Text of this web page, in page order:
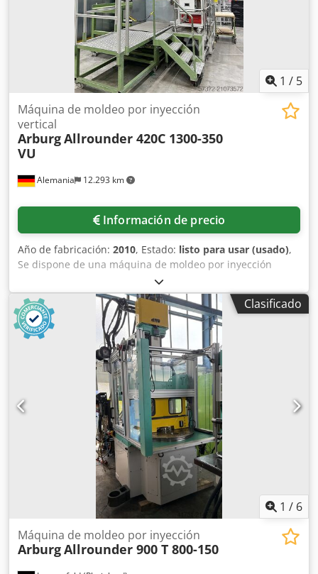
1 / 5
Alemania 12.293 km
Máquina de moldeo por inyección
vertical
ArburgAllrounder 420C 1300-350
VU
Información de precio
Año de fabricación: 2010, Estado: listo para usar (usado),
Se dispone de una máquina de moldeo por inyección
vertical Arburg con una unidad de inyección horizontal.
Fuerza de cierre: 1300 kN, carrera de apertura: 500 mm,
altura mínima de instalación del molde: 250 mm, distancia
entre placas: 750 mm, distancia entre columnas X/Y: 420
mm/420 mm, dimensiones de las placas X/Y: 605 mm/605
mm, peso máximo del molde: 650 kg, carrera del eyector:
175 mm. Dimensiones de la máquina X/Y/Z: aprox. 4350
mm/1650 mm/2100 mm, peso: aprox. 4300 kg, horas de
funcionamiento: aprox. 80.131 h. La máquina está
defectuosa y ya no es funcional ni operativa. Solo puede
utilizarse como fuente de repuestos. Documentación
disponible. Es posible visitar la máquina in situ.
Djdpoyddzfefx Akrsck
Clasificado
1 / 6
Máquina de moldeo por inyección
ArburgAllrounder 900 T 800-150